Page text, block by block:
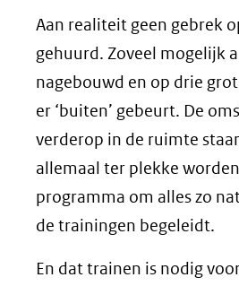
Aan realiteit geen gebrek
gehuurd. Zoveel mogelijk
nagebouwd en op drie
er ‘buiten’ gebeurt. De
verderop in de ruimte
allemaal ter plekke
programma om alles zo
de trainingen begeleidt.
En dat trainen is nodig